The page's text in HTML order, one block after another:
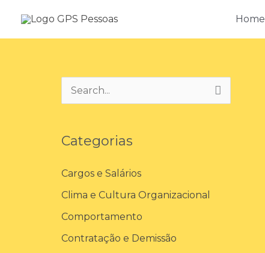
Home
u
i
Categorias
Cargos e Salários
Clima e Cultura Organizacional
Comportamento
Contratação e Demissão